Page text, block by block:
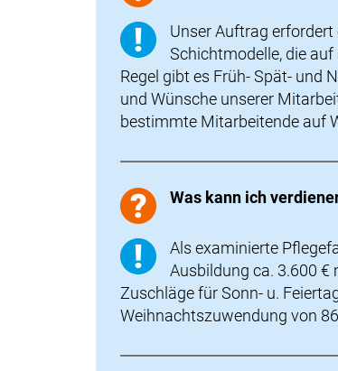
Unser Auftrag
Schichtmodelle, die
Regel gibt es Früh- Spät- und
und Wünsche unserer
bestimmte Mitarbeitende auf
Was kann ich
Als examinierte
Ausbildung ca. 3.600 €
Zuschläge für Sonn- u.
Weihnachtszuwendung von